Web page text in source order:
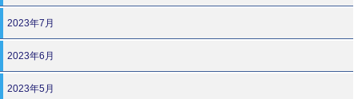
2023年7月
2023年6月
2023年5月